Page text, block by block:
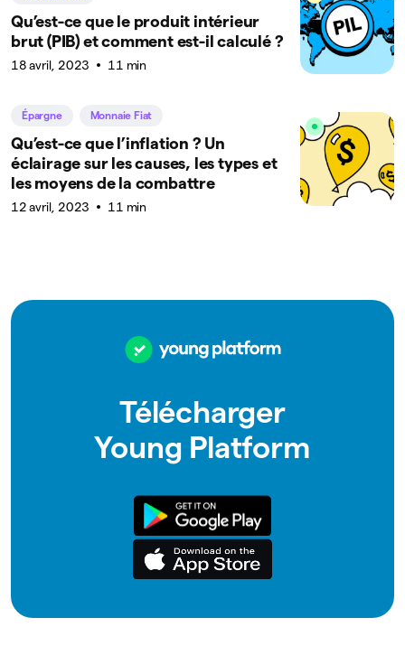
Qu’est-ce que le produit intérieur
brut (PIB) et comment est-il calculé ?
18 avril, 2023 11 min
Épargne Monnaie Fiat
Qu’est-ce que l’inflation ? Un
éclairage sur les causes, les types et
les moyens de la combattre
12 avril, 2023 11 min
Télécharger
Young Platform